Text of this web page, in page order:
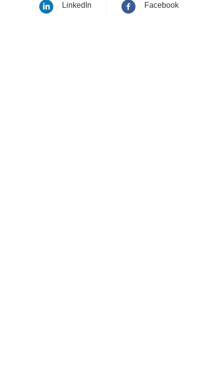
LinkedIn Facebook